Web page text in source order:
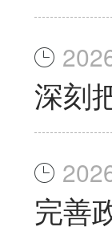
深刻
完善